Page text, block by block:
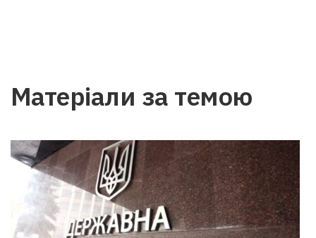
Матеріали за темою